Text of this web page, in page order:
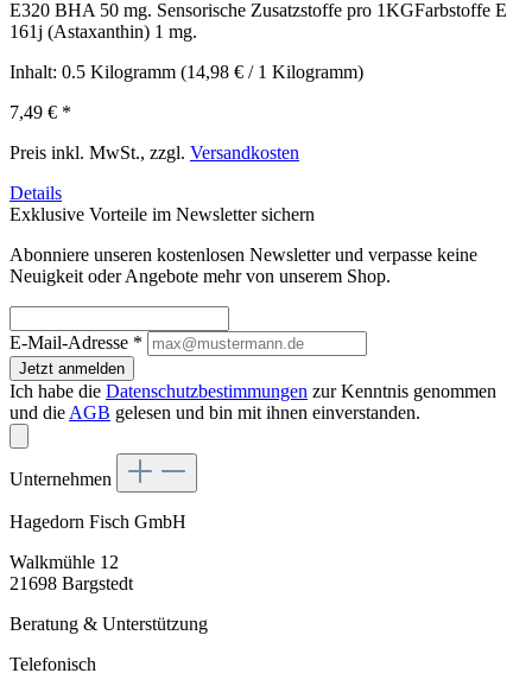
E320 BHA 50 mg. Sensorische Zusatzstoffe pro 1KGFarbstoffe E
161j (Astaxanthin) 1 mg.
Inhalt: 0.5 Kilogramm (14,98 € / 1 Kilogramm)
7,49 € *
Preis inkl. MwSt., zzgl. Versandkosten
Details
Exklusive Vorteile im Newsletter sichern
Abonniere unseren kostenlosen Newsletter und verpasse keine
Neuigkeit oder Angebote mehr von unserem Shop.
E-Mail-Adresse *
Jetzt anmelden
Ich habe die Datenschutzbestimmungen zur Kenntnis genommen
und die AGB gelesen und bin mit ihnen einverstanden.
Unternehmen
Hagedorn Fisch GmbH
Walkmühle 12
21698 Bargstedt
Beratung & Unterstützung
Telefonisch